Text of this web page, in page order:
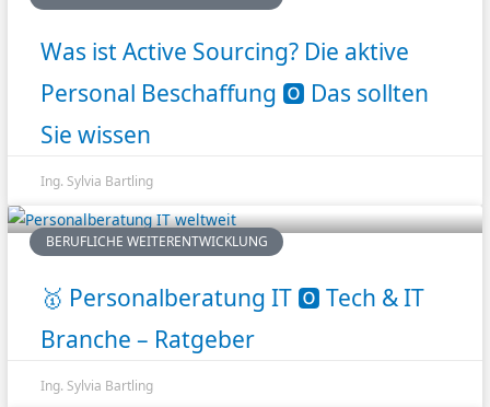
Was ist Active Sourcing? Die aktive
Personal Beschaffung 🅾️ Das sollten
Sie wissen
Ing. Sylvia Bartling
BERUFLICHE WEITERENTWICKLUNG
🥇 Personalberatung IT 🅾️ Tech & IT
Branche – Ratgeber
Ing. Sylvia Bartling